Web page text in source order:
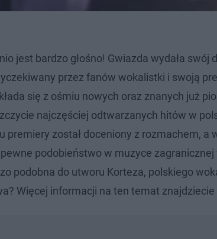
jest bardzo głośno! Gwiazda wydała swój
przez fanów wokalistki i swoją
się z ośmiu nowych oraz znanych już
najczęściej odtwarzanych hitów w
został doceniony z rozmachem, a
podobieństwo w muzyce
podobna do utworu Korteza, polskiego
Więcej informacji na ten temat znajdziecie